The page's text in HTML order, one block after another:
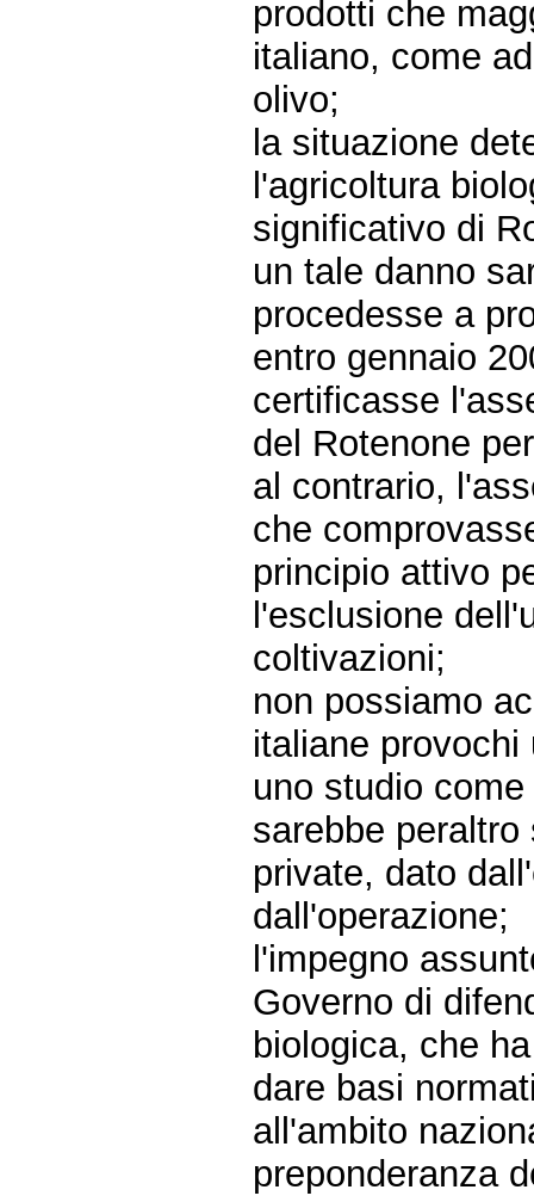
prodotti che
italiano, come
olivo;
la situazione
l'agricoltura
significativo di
un tale danno
procedesse a
entro gennaio
certificasse
del Rotenone
al contrario,
che
principio attivo
l'esclusione
coltivazioni;
non possiamo
italiane
uno studio
sarebbe
private, dato
dall'operazione;
l'impegno
Governo di
biologica, che
dare basi
all'ambito
preponderanza